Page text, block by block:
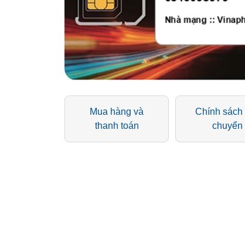
Mua hàng và
thanh toán
Chính sách
chuyển